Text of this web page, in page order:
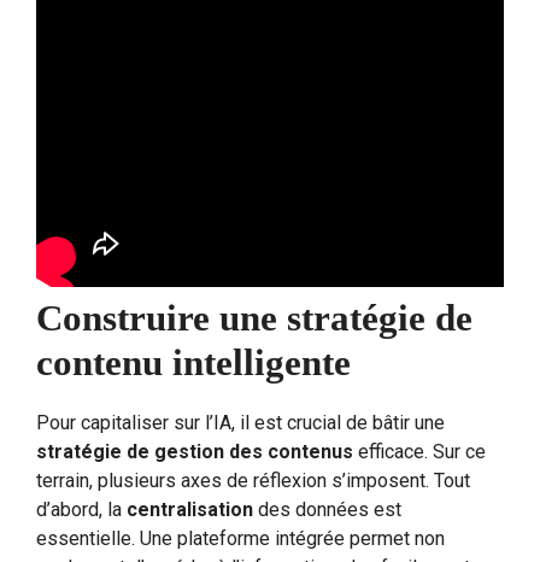
Construire une stratégie de
contenu intelligente
Pour capitaliser sur l’IA, il est crucial de bâtir une
stratégie de gestion des contenus efficace. Sur ce
terrain, plusieurs axes de réflexion s’imposent. Tout
d’abord, la centralisation des données est
essentielle. Une plateforme intégrée permet non